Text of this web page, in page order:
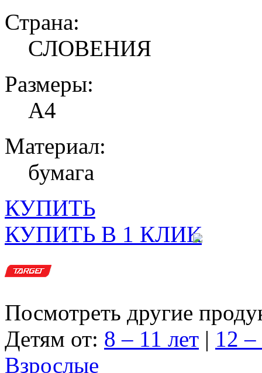
Страна:
СЛОВЕНИЯ
Размеры:
А4
Материал:
бумага
КУПИТЬ
КУПИТЬ В 1 КЛИК
Посмотреть другие
Детям от: 8 – 11 лет | 12 –
Взрослые